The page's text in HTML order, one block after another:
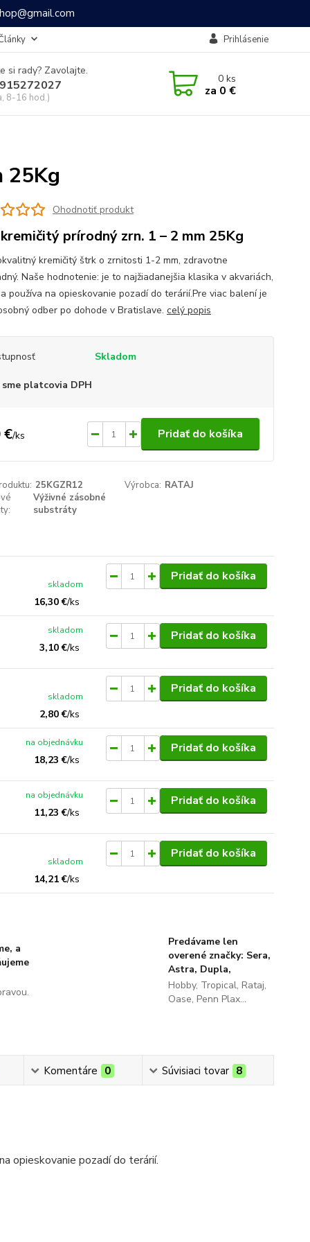
Prihlásenie
si rady? Zavolajte.
8-16 hod.)
0ks
za 0 €
25Kg
Ohodnotiť produkt
prírodný zrn. 1 – 2 mm 25Kg
kremičitý štrk o zrnitosti 1-2 mm, zdravotne
Naše hodnotenie: je to najžiadanejšia klasika v akvariách,
používa na opieskovanie pozadí do terárií.Pre viac balení je
odber po dohode v Bratislave. celý popis
Skladom
sme platcovia DPH
€/ks Pridať do košíka
25KGZR12 Výrobca: RATAJ
Výživné zásobné
substráty
16,30 €/ks
skladom
Pridať do košíka
3,10 €/ks
skladom Pridať do košíka
2,80 €/ks
skladom
Pridať do košíka
18,23 €/ks
na objednávku Pridať do košíka
11,23 €/ks
na objednávku Pridať do košíka
14,21 €/ks
skladom
Pridať do košíka
a
Predávame len
overené značky: Sera,
Astra, Dupla,
Hobby, Tropical, Rataj,
Oase, Penn Plax...
Komentáre 0 Súvisiaci tovar 8
opieskovanie pozadí do terárií.